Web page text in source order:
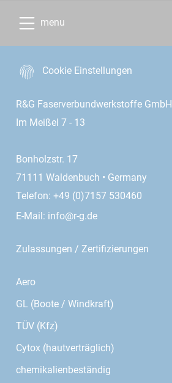
menu
Cookie Einstellungen
R&G Faserverbundwerkstoffe GmbH
Im Meißel 7 - 13
Bonholzstr. 17
71111 Waldenbuch • Germany
Telefon: +49 (0)7157 530460
E-Mail: info@r-g.de
Zulassungen / Zertifizierungen
Aero
GL (Boote / Windkraft)
TÜV (Kfz)
Cytox (hautverträglich)
chemikalienbeständig